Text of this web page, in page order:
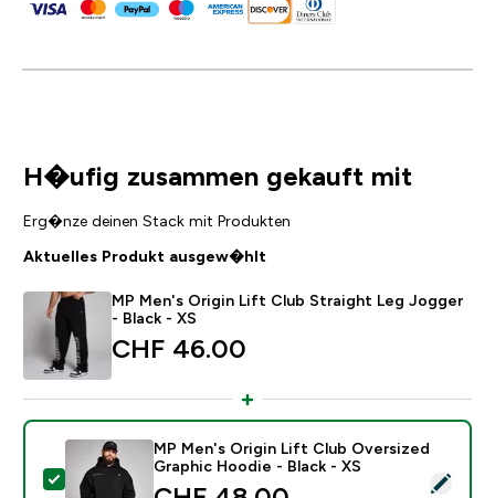
H�ufig zusammen gekauft mit
Erg�nze deinen Stack mit Produkten
Aktuelles Produkt ausgew�hlt
MP Men's Origin Lift Club Straight Leg Jogger
- Black - XS
CHF 46.00‎
Dieses Produkt ausw�hlen - MP Men's Origin Lift
MP Men's Origin Lift Club Oversized
Graphic Hoodie - Black - XS